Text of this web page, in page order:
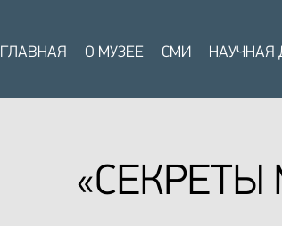
ГЛАВНАЯ О МУЗЕЕ СМИ НАУЧНАЯ
«СЕКРЕТЫ